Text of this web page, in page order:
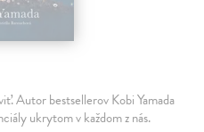
Autor bestsellerov Kobi Yamada
ukrytom v každom z nás.